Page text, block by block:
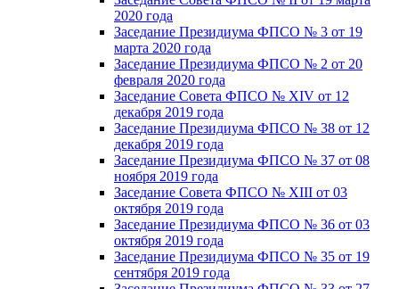
2020 года
Заседание Президиума ФПСО № 3 от 19
марта 2020 года
Заседание Президиума ФПСО № 2 от 20
февраля 2020 года
Заседание Совета ФПСО № XIV от 12
декабря 2019 года
Заседание Президиума ФПСО № 38 от 12
декабря 2019 года
Заседание Президиума ФПСО № 37 от 08
ноября 2019 года
Заседание Совета ФПСО № XIII от 03
октября 2019 года
Заседание Президиума ФПСО № 36 от 03
октября 2019 года
Заседание Президиума ФПСО № 35 от 19
сентября 2019 года